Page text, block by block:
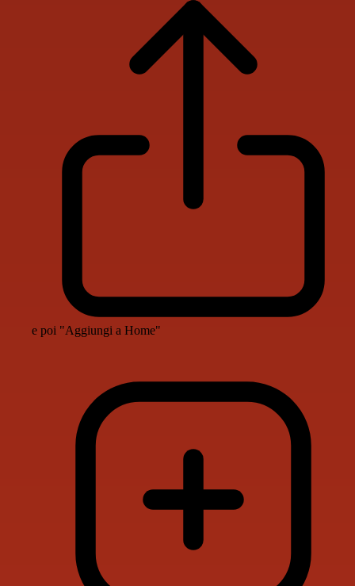
e poi "Aggiungi a Home"